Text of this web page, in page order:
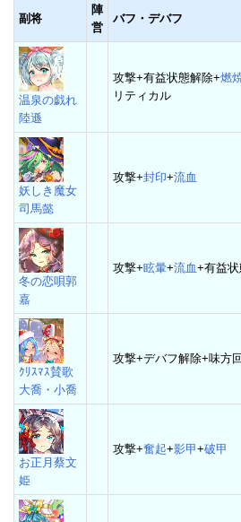
副将
陣
営
バフ・デバフ
温泉の戯れ
陸遜
攻撃+有益状態解除+燃
リティカル
妖しき魔女
司馬懿
攻撃+封印+流血
冬の恋唄郭
嘉
攻撃+眩暈+流血+有益
ｸﾘｽﾏｽ賛歌
大喬・小喬
攻撃+デバフ解除+味方
お正月蔡文
姫
攻撃+奮起+影甲+破甲